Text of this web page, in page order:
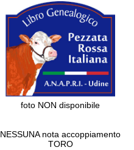
foto NON disponibile
NESSUNA nota accoppiamento
TORO